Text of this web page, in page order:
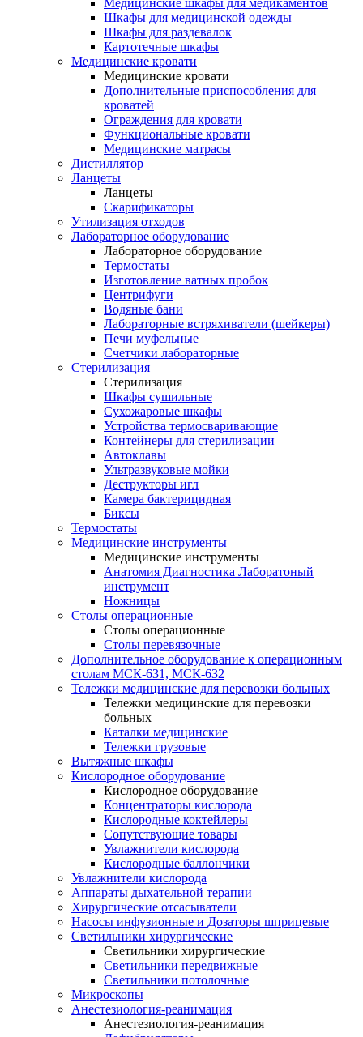
Медицинские шкафы для медикаментов
Шкафы для медицинской одежды
Шкафы для раздевалок
Картотечные шкафы
Медицинские кровати
Медицинские кровати
Дополнительные приспособления для
кроватей
Ограждения для кровати
Функциональные кровати
Медицинские матрасы
Дистиллятор
Ланцеты
Ланцеты
Скарификаторы
Утилизация отходов
Лабораторное оборудование
Лабораторное оборудование
Термостаты
Изготовление ватных пробок
Центрифуги
Водяные бани
Лабораторные встряхиватели (шейкеры)
Печи муфельные
Счетчики лабораторные
Стерилизация
Стерилизация
Шкафы сушильные
Сухожаровые шкафы
Устройства термосваривающие
Контейнеры для стерилизации
Автоклавы
Ультразвуковые мойки
Деструкторы игл
Камера бактерицидная
Биксы
Термостаты
Медицинские инструменты
Медицинские инструменты
Анатомия Диагностика Лаборатоный
инструмент
Ножницы
Столы операционные
Столы операционные
Столы перевязочные
Дополнительное оборудование к операционным
столам МСК-631, МСК-632
Тележки медицинские для перевозки больных
Тележки медицинские для перевозки
больных
Каталки медицинские
Тележки грузовые
Вытяжные шкафы
Кислородное оборудование
Кислородное оборудование
Концентраторы кислорода
Кислородные коктейлеры
Сопутствующие товары
Увлажнители кислорода
Кислородные баллончики
Увлажнители кислорода
Аппараты дыхательной терапии
Хирургические отсасыватели
Насосы инфузионные и Дозаторы шприцевые
Светильники хирургические
Светильники хирургические
Светильники передвижные
Светильники потолочные
Микроскопы
Анестезиология-реанимация
Анестезиология-реанимация